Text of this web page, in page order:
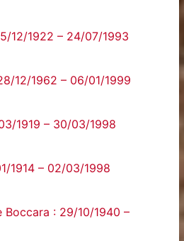
12/1922 – 24/07/1993
12/1962 – 06/01/1999
1919 – 30/03/1998
1914 – 02/03/1998
Boccara : 29/10/1940 –